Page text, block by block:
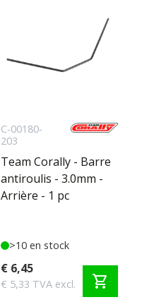
C-00180-
203
Team Corally - Barre
antiroulis - 3.0mm -
Arrière - 1 pc
>10 en stock
€ 6,45
€ 5,33 TVA excl. shopping_cart